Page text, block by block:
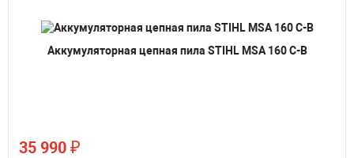
Аккумуляторная цепная пила STIHL MSA 160 C-B
35 990 ₽